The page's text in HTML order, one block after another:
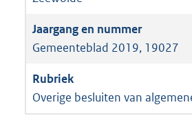
Gemeenteblad 2019, 19027
Overige besluiten van